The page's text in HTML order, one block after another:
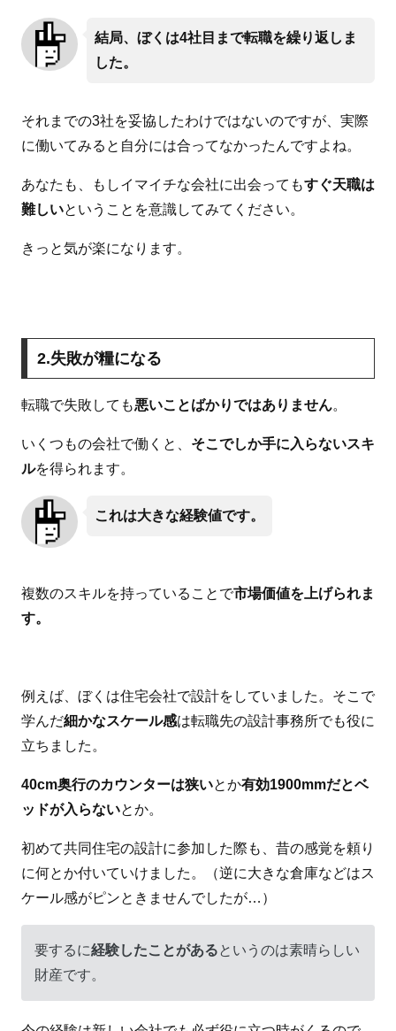
結局、ぼくは4社目まで転職を繰り返しま
した。
それまでの3社を妥協したわけではないのですが、実際
に働いてみると自分には合ってなかったんですよね。
あなたも、もしイマイチな会社に出会ってもすぐ天職は
難しいということを意識してみてください。
きっと気が楽になります。
2.失敗が糧になる
転職で失敗しても悪いことばかりではありません。
いくつもの会社で働くと、 そこでしか手に入らないスキ
ルを得られます。
これは大きな経験値です。
複数のスキルを持っていることで市場価値を上げられま
す。
例えば、ぼくは住宅会社で設計をしていました。そこで
学んだ細かなスケール感は転職先の設計事務所でも役に
立ちました。
40cm奥行のカウンターは狭いとか有効1900mmだとベ
ッドが入らないとか。
初めて共同住宅の設計に参加した際も、昔の感覚を頼り
に何とか付いていけました。（逆に大きな倉庫などはス
ケール感がピンときませんでしたが…）
要するに経験したことがあるというのは素晴らしい
財産です。